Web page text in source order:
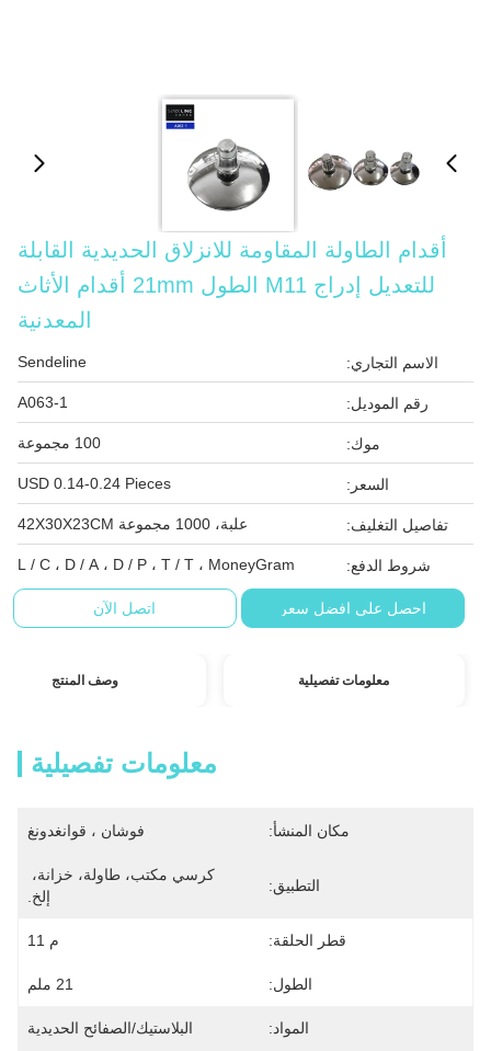
أقدام الطاولة المقاومة للانزلاق الحديدية القابلة
للتعديل إدراج M11 الطول 21mm أقدام الأثاث
المعدنية
الاسم التجاري: Sendeline
رقم الموديل: A063-1
موك: 100 مجموعة
السعر: USD 0.14-0.24 Pieces
تفاصيل التغليف: علبة، 1000 مجموعة 42X30X23CM
شروط الدفع: L / C ، D / A ، D / P ، T / T ، MoneyGram
احصل على افضل سعر اتصل الآن
معلومات تفصيلية وصف المنتج
معلومات تفصيلية
مكان المنشأ: فوشان ، قوانغدونغ
التطبيق:
إلخ.
قطر الحلقة: م 11
الطول: 21 ملم
المواد: البلاستيك/الصفائح الحديدية